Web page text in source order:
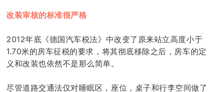
改装审核的标准很严格
2012年底《德国汽车税法》中改变了原来站立高度小于
1.70米的房车征税的要求，将其彻底移除之后，房车的定
义和改装也依然不是那么简单。
尽管道路交通法仅对睡眠区，座位，桌子和行李空间做了